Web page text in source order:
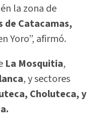
la zona de
de Catacamas,
Yoro”, afirmó.
La Mosquitia,
, y sectores
Choluteca, y